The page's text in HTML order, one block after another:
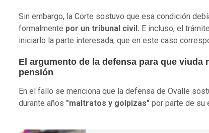
Sin embargo, la Corte sostuvo que esa condición
formalmente por un tribunal civil. E incluso, el
iniciarlo la parte interesada, que en este caso
El argumento de la defensa para que viuda
pensión
En el fallo se menciona que la defensa de Ovalle
durante años "maltratos y golpizas" por parte de su